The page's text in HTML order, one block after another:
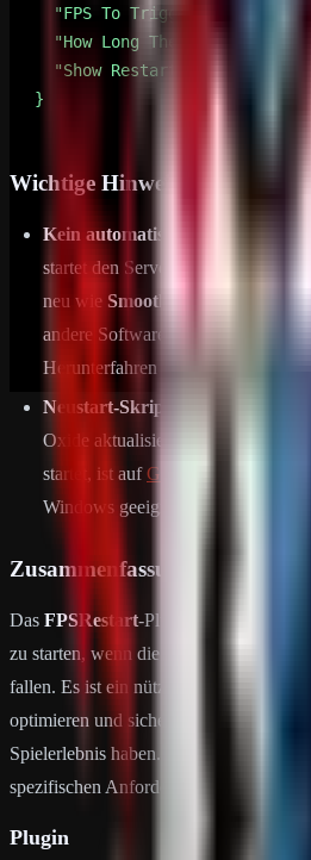
}
Wichtige Hinweise
Kein automatischer Neustart
startet den Server nach dem
neu wie SmoothRestart
. Es wird
andere Software benötigt, die den
Herunterfahren neu startet.
Neustart-Skript
: Ein Skript, das
Oxide aktualisiert und den Server
startet, ist aufGitHub
verfügbar.
Windows geeignet.
Zusammenfassung
Das FPSRestart-Plugin ermöglicht es,
zu starten, wenn die FPS unter einen
fallen. Es ist ein nützliches Werkzeug,
optimieren und sicherzustellen, dass
Spielerlebnis haben. Die Konfiguration
spezifischen Anforderungen deines
Plugin